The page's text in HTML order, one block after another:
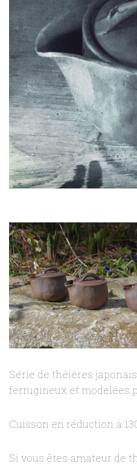
Série de théières
ferrugineux et modelées
Cuisson en réduction à
Si vous êtes amateur de